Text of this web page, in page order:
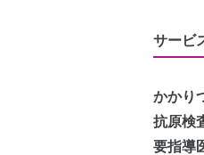
サービ
かかり
抗原検
要指導